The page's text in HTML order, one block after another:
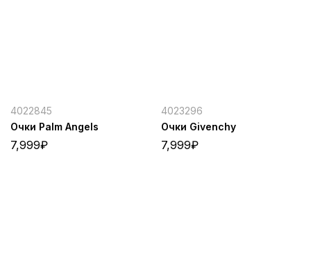
4022845
Очки Palm Angels
7,999₽
4023296
Очки Givenchy
7,999₽